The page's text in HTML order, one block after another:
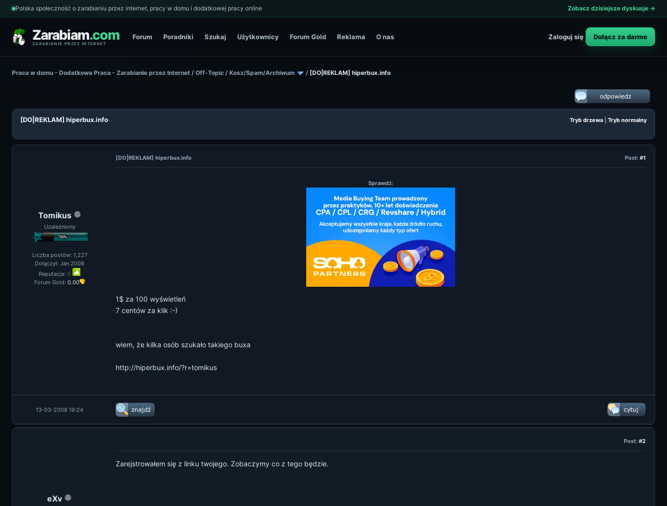
Polska społeczność o zarabianiu przez internet, pracy w domu i dodatkowej pracy online Zobacz dzisiejsze dyskusje →
Zarabiam.com
ZARABIANIE PRZEZ INTERNET
Forum Poradniki Szukaj Użytkownicy Forum Gold Reklama O nas Zaloguj się Dołącz za darmo
Praca w domu - Dodatkowa Praca - Zarabianie przez Internet / Off-Topic / Kosz/Spam/Archiwum / [DO|REKLAM] hiperbux.info
Tryb drzewa Tryb normalny
[DO|REKLAM] hiperbux.info
Tomikus
Uzależniony
Liczba postów: 1,227
Dołączył: Jan 2008
Reputacja: 0
Forum Gold: 0.00
Post: #1
[DO|REKLAM] hiperbux.info
Sprawdź:
1$ za 100 wyświetleń
7 centów za klik :-)
wiem, że kilka osób szukało takiego buxa
http://hiperbux.info/?r=tomikus
13-03-2008 19:24
eXv
Post: #2
Zarejstrowałem się z linku twojego. Zobaczymy co z tego będzie.